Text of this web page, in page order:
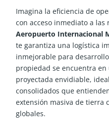
Imagina la eficiencia de
con acceso inmediato a las
Aeropuerto Internacional
te garantiza una logística
inmejorable para
propiedad se encuentra
proyectada envidiable,
consolidados que
extensión masiva de tierra
globales.